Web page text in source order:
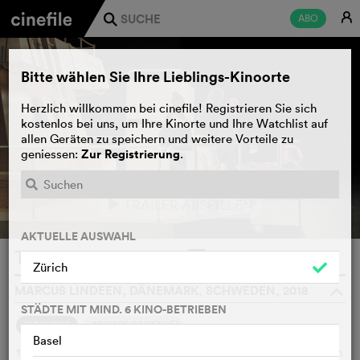
ABO E
j
TRAILER ABSPIELEN
The Raft
SYNOPSIS ANDERE SAGEN 4
1973 überqueren fünf ausgesuchte Männer und sechs Frauen
Bitte wählen Sie Ihre Lieblings-Kinoorte
Herzlich willkommen bei cinefile! Registrieren Sie sich
kostenlos bei uns, um Ihre Kinorte und Ihre Watchlist auf
allen Geräten zu speichern und weitere Vorteile zu
geniessen: Zur Registrierung.
AKTUELLE AUSWAHL
Zürich
STÄDTE MIT MIND. 6 KINO-BETRIEBEN
Basel